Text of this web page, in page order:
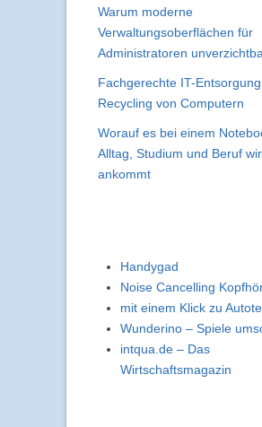
Warum moderne
Verwaltungsoberflächen für
Administratoren
Fachgerechte IT-
Recycling von Computern
Worauf es bei einem
Alltag, Studium und Beruf
ankommt
Handygad
Noise Cancelling
mit einem Klick zu
Wunderino – Spiele
intqua.de – Das
Wirtschaftsmagazin